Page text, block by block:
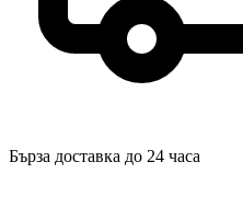
Бърза доставка до 24 часа